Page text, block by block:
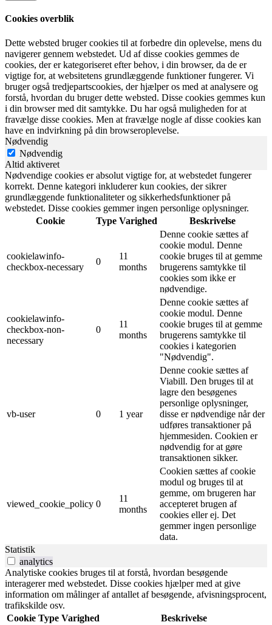
Cookies overblik
Dette websted bruger cookies til at forbedre din oplevelse, mens du
navigerer gennem webstedet. Ud af disse cookies gemmes de
cookies, der er kategoriseret efter behov, i din browser, da de er
vigtige for, at websitetens grundlæggende funktioner fungerer. Vi
bruger også tredjepartscookies, der hjælper os med at analysere og
forstå, hvordan du bruger dette websted. Disse cookies gemmes kun
i din browser med dit samtykke. Du har også muligheden for at
fravælge disse cookies. Men at fravælge nogle af disse cookies kan
have en indvirkning på din browseroplevelse.
Nødvendig
Nødvendig
Altid aktiveret
Nødvendige cookies er absolut vigtige for, at webstedet fungerer
korrekt. Denne kategori inkluderer kun cookies, der sikrer
grundlæggende funktionaliteter og sikkerhedsfunktioner på
webstedet. Disse cookies gemmer ingen personlige oplysninger.
Cookie
Type Varighed Beskrivelse
cookielawinfo-
checkbox-necessary
0
11
months
Denne cookie sættes af
cookie modul. Denne
cookie bruges til at gemme
brugerens samtykke til
cookies som ikke er
nødvendige.
cookielawinfo-
checkbox-non-
necessary
0
11
months
Denne cookie sættes af
cookie modul. Denne
cookie bruges til at gemme
brugerens samtykke til
cookies i kategorien
"Nødvendig".
vb-user 0 1 year
Denne cookie sættes af
Viabill. Den bruges til at
lagre den besøgenes
personlige oplysninger,
disse er nødvendige når der
udføres transaktioner på
hjemmesiden. Cookien er
nødvendig for at gøre
transaktionen sikker.
viewed_cookie_policy 0
11
months
Cookien sættes af cookie
modul og bruges til at
gemme, om brugeren har
accepteret brugen af ​​
cookies eller ej. Det
gemmer ingen personlige
data.
Statistik
analytics
Analytiske cookies bruges til at forstå, hvordan besøgende
interagerer med webstedet. Disse cookies hjælper med at give
information om målinger af antallet af besøgende, afvisningsprocent,
trafikskilde osv.
Cookie Type Varighed Beskrivelse